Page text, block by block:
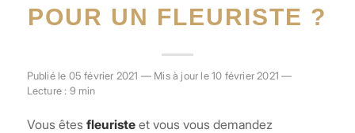
POUR UN FLEURISTE ?
Publié le 05 février 2021 — Mis à jour le 10 février 2021 —
Lecture : 9 min
Vous êtes fleuristeet vous vous demandez